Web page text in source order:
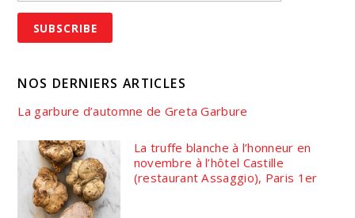
NOS DERNIERS ARTICLES
La garbure d’automne de Greta Garbure
La truffe blanche à l’honneur en
novembre à l’hôtel Castille
(restaurant Assaggio), Paris 1er